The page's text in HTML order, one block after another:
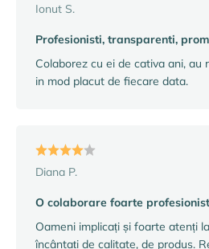
Ionut S.
Profesionisti, transparenti,
Colaborez cu ei de cativa ani, au
in mod placut de fiecare data.
Diana P.
O colaborare foarte
Oameni implicați și foarte atenți
încântați de calitate, de produs.